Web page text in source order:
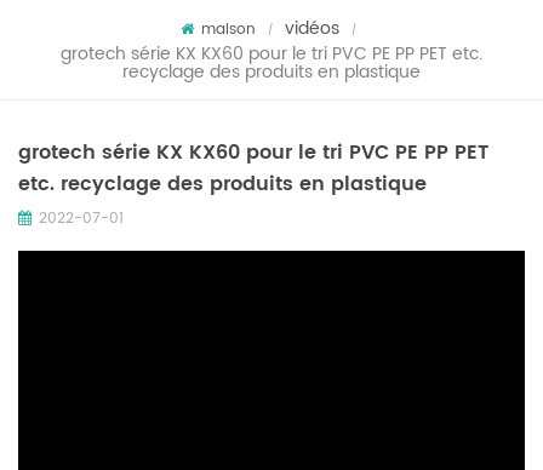
maison / vidéos /
grotech série KX KX60 pour le tri PVC PE PP PET etc.
recyclage des produits en plastique
grotech série KX KX60 pour le tri PVC PE PP PET
etc. recyclage des produits en plastique
2022-07-01